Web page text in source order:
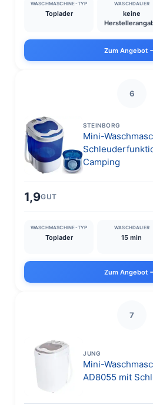
WASCHMASCHINE-TYP
Toplader
WASCHDAUER
keine
Zum Angebot
6
STEINBORG
Mini-
Camping
1,9GUT
WASCHMASCHINE-TYP
Toplader
WASCHDAUER
15 min
Zum Angebot
7
JUNG
Mini-
AD8055 mit